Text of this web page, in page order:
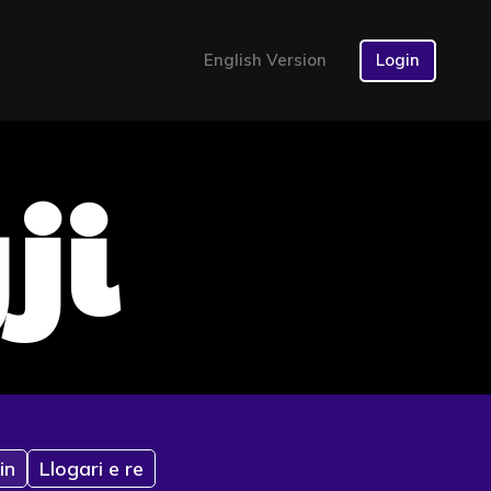
English Version Login
Llogari e re